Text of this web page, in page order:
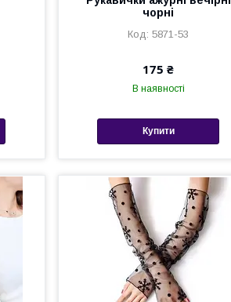
чорні
5871-53
175 ₴
В наявності
Купити